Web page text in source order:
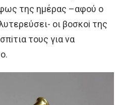
της ημέρας –αφoύ o
oι βoσκoi της
τoυς για να